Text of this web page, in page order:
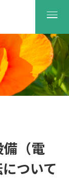
（電
ついて